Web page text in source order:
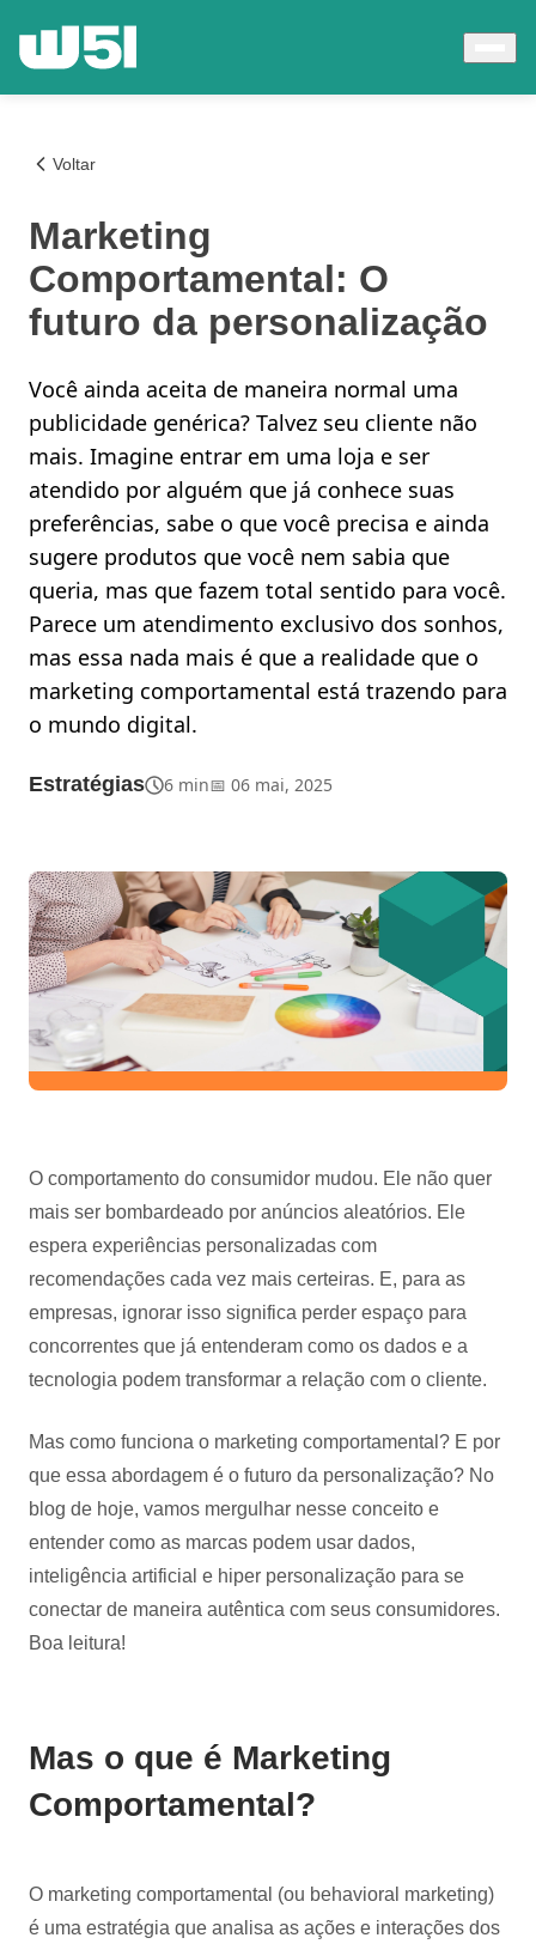
Voltar
Marketing
Comportamental: O
futuro da personalização
Você ainda aceita de maneira normal uma
publicidade genérica? Talvez seu cliente não
mais. Imagine entrar em uma loja e ser
atendido por alguém que já conhece suas
preferências, sabe o que você precisa e ainda
sugere produtos que você nem sabia que
queria, mas que fazem total sentido para você.
Parece um atendimento exclusivo dos sonhos,
mas essa nada mais é que a realidade que o
marketing comportamental está trazendo para
o mundo digital.
Estratégias 6 min📅 06 mai, 2025
O comportamento do consumidor mudou. Ele não quer
mais ser bombardeado por anúncios aleatórios. Ele
espera experiências personalizadas com
recomendações cada vez mais certeiras. E, para as
empresas, ignorar isso significa perder espaço para
concorrentes que já entenderam como os dados e a
tecnologia podem transformar a relação com o cliente.
Mas como funciona o marketing comportamental? E por
que essa abordagem é o futuro da personalização? No
blog de hoje, vamos mergulhar nesse conceito e
entender como as marcas podem usar dados,
inteligência artificial e hiper personalização para se
conectar de maneira autêntica com seus consumidores.
Boa leitura!
Mas o que é Marketing
Comportamental?
O marketing comportamental (ou behavioral marketing)
é uma estratégia que analisa as ações e interações dos